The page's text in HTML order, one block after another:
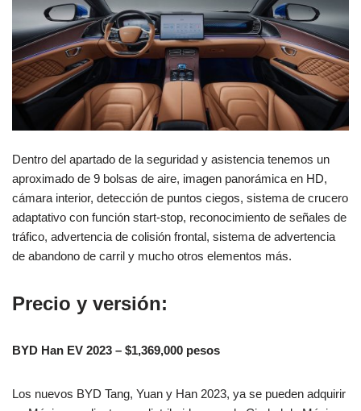
Dentro del apartado de la seguridad y asistencia tenemos un
aproximado de 9 bolsas de aire, imagen panorámica en HD,
cámara interior, detección de puntos ciegos, sistema de crucero
adaptativo con función start-stop, reconocimiento de señales de
tráfico, advertencia de colisión frontal, sistema de advertencia
de abandono de carril y mucho otros elementos más.
Precio y versión:
BYD Han EV 2023 – $1,369,000 pesos
Los nuevos BYD Tang, Yuan y Han 2023, ya se pueden adquirir